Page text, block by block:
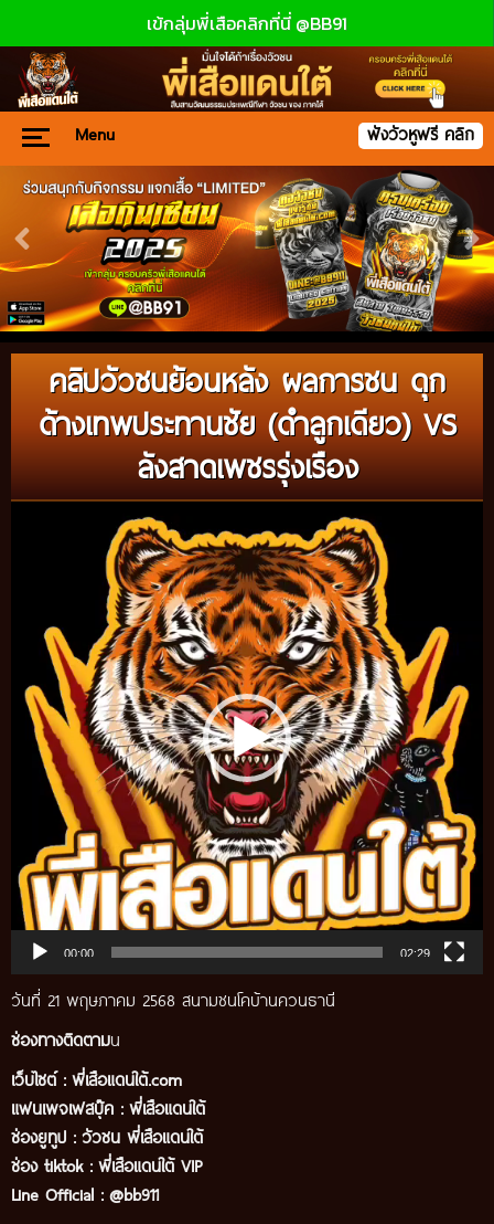
เข้กลุ่มพี่เสือคลิกที่นี่ @BB91
Menu ฟังวัวหูฟรี คลิก
คลิปวัวชนย้อนหลัง ผลการชน ดุก
ด้างเทพประทานชัย (ดำลูกเดียว) VS
ลังสาดเพชรรุ่งเรือง
00:00 02:29
วันที่ 21 พฤษภาคม 2568 สนามชนโคบ้านควนธานี
ช่องทางติดตามน
เว็บไซต์ : พี่เสือแดนใต้.com
แฟนเพจเฟสบุ๊ค : พี่เสือแดนใต้
ช่องยูทูป : วัวชน พี่เสือแดนใต้
ช่อง tiktok : พี่เสือแดนใต้ VIP
Line Official : @bb911